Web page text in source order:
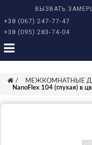
ВЫЗВАТЬ
+38 (067) 247-77-47
+38 (095) 283-74-04
МЕЖКОМНАТНЫЕ
NanoFlex 104 (глухая) в